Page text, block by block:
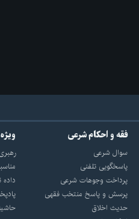
فقه و احکام شرعی
سوال شرعی
پاسخگویی تلفنی
پرداخت وجوهات شرعی
پرسش و پاسخ منتخب فقهی
حدیث اخلاق
داده